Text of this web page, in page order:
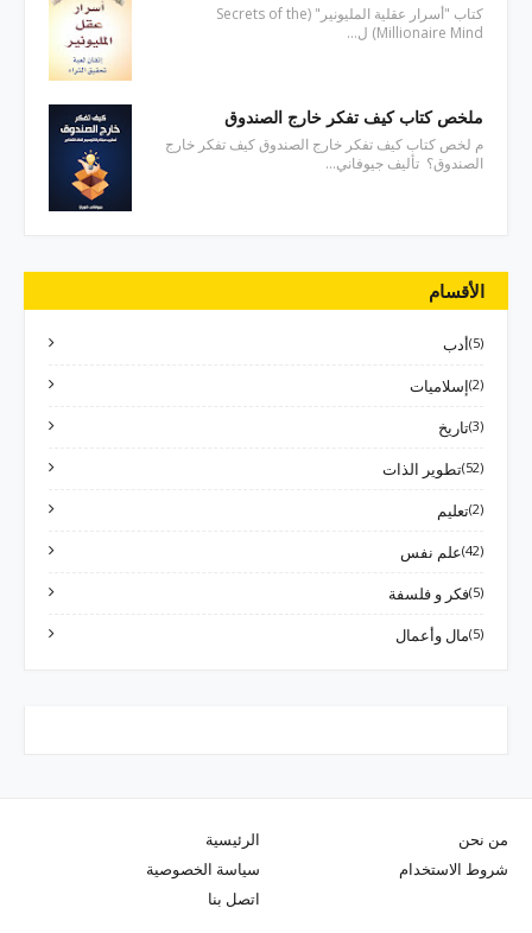
كتاب "أسرار عقلية المليونير" (Secrets of the
Millionaire Mind) ل…
ملخص كتاب كيف تفكر خارج الصندوق
م لخص كتاب كيف تفكر خارج الصندوق كيف تفكر خارج
الصندوق؟ تأليف جيوفاني…
الأقسام
أدب (5)
إسلاميات (2)
تاريخ (3)
تطوير الذات (52)
تعليم (2)
علم نفس (42)
فكر و فلسفة (5)
مال وأعمال (5)
الرئيسية
من نحن
سياسة الخصوصية
شروط الاستخدام
اتصل بنا